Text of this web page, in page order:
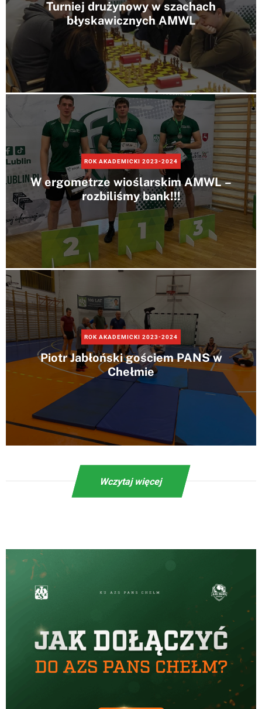
Turniej drużynowy w szachach
błyskawicznych AMWL
ROK AKADEMICKI 2023-2024
W ergometrze wioślarskim AMWL –
rozbiliśmy bank!!!
ROK AKADEMICKI 2023-2024
Piotr Jabłoński gościem PANS w
Chełmie
Wczytaj więcej